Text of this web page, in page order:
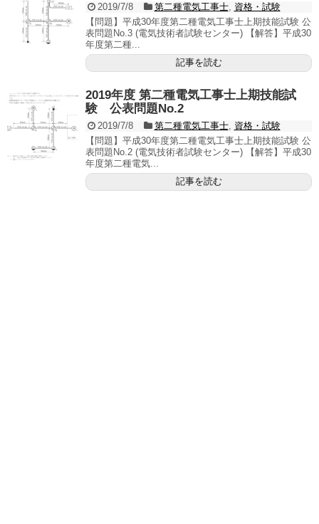
2019/7/8 第二種電気工事士, 資格・試験
【問題】平成30年度第二種電気工事士上期技能試験 公
表問題No.3 (電気技術者試験センター) 【解答】平成30
年度第二種...
記事を読む
2019年度 第二種電気工事士上期技能試
験 公表問題No.2
2019/7/8 第二種電気工事士, 資格・試験
【問題】平成30年度第二種電気工事士上期技能試験 公
表問題No.2 (電気技術者試験センター) 【解答】平成30
年度第二種電気...
記事を読む